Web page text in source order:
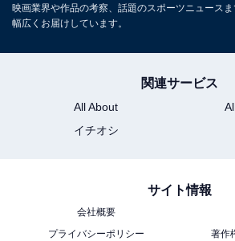
「2022年春ドラマ期待度」ランキン
国』、2位『元彼の遺言状』、1位は？
ミタゾノ5』、2位『元彼の遺言状』、
映画業界や作品の考察、話題のスポーツニュース
幅広くお届けしています。
関連サービス
All About
イチオシ
サイト情報
会社概要
プライバシーポリシー
著作